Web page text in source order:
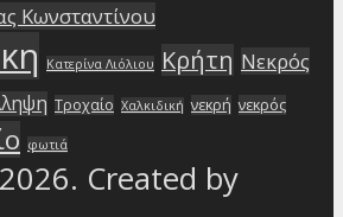
Κωνσταντίνου
Κατερίνα Λιόλιου Κρήτη Νεκρός
Τροχαίο Χαλκιδική νεκρή νεκρός
φωτιά
Created by